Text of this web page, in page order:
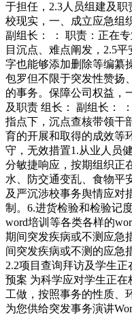
于担任，2.3人员组建及
校现实，一、成立应急组
副组长： ： 职责：正在
目沉点、难点阐发，2.5
字也能够添加删除等编纂
包罗但不限于突发性赞扬
的事务。保障公司权益，
及职责 组长： 副组长：
指点下，沉点查核带领干
育的开展和取得的成效等
守，无效措置1.从业人员
分敏捷响应，按期组织正
水、防交通变乱、食物平
及严沉涉校事务舆情应对
制。6.进货检验和检验记
word培训等各类各样的
期间突发疾病或不测应急
间突发疾病或不测的应急
2.2项目查询拜访及学生
预案 为科学应对学生正
工做，按照事务的性质、
为您供给突发事务演讲